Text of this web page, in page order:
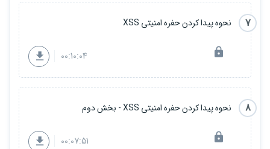
7 نحوه پیدا کردن حفره امنیتی XSS
00:10:04
8 نحوه پیدا کردن حفره امنیتی XSS - بخش دوم
00:07:51